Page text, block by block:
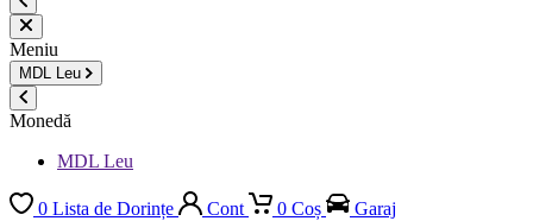
Meniu
MDL Leu
Monedă
MDL Leu
0 Lista de Dorințe Cont 0 Coș
Garaj